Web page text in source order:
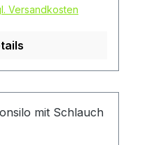
Versandkosten